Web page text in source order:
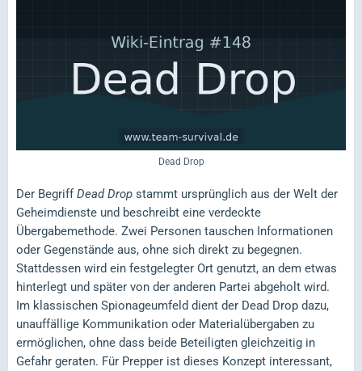
Dead Drop
Der BegriffDead Drop stammt ursprünglich aus der Welt der
Geheimdienste und beschreibt eine verdeckte
Übergabemethode. Zwei Personen tauschen Informationen
oder Gegenstände aus, ohne sich direkt zu begegnen.
Stattdessen wird ein festgelegter Ort genutzt, an dem etwas
hinterlegt und später von der anderen Partei abgeholt wird.
Im klassischen Spionageumfeld dient der Dead Drop dazu,
unauffällige Kommunikation oder Materialübergaben zu
ermöglichen, ohne dass beide Beteiligten gleichzeitig in
Gefahr geraten. Für Prepper ist dieses Konzept interessant,